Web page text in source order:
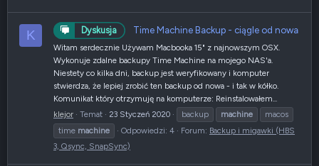
K Dyskusja Time Machine Backup - ciągle od nowa
Witam serdecznie Używam Macbooka 15" z najnowszym OSX.
Wykonuje zdalne backupy Time Machine na mojego NAS'a.
Niestety co kilka dni, backup jest weryfikowany i komputer
stwierdza, że lepiej zrobić ten backup od nowa - i tak w kółko.
Komunikat który otrzymuję na komputerze: Reinstalowałem...
klejor
Temat 23 Styczeń 2020 backup machine
macos
time machine Odpowiedzi: 4 Forum: Backup i migawki (HBS
3, Qsync, SnapSync)